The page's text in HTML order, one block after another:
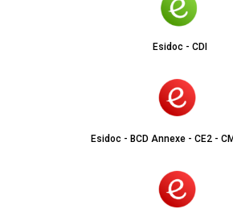
Esidoc - CDI
Esidoc - BCD Annexe - CE2 -